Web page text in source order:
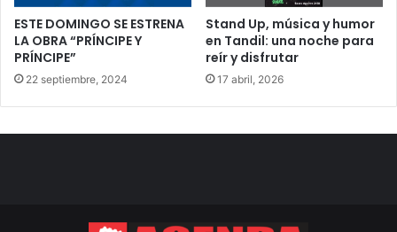
ESTE DOMINGO SE ESTRENA
LA OBRA “PRÍNCIPE Y
PRÍNCIPE”
22 septiembre, 2024
Stand Up, música y humor
en Tandil: una noche para
reír y disfrutar
17 abril, 2026